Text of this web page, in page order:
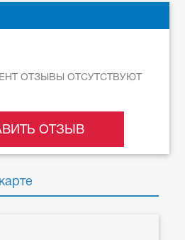
ОТЗЫВЫ ОТСУТСТВУЮТ
ОТЗЫВ